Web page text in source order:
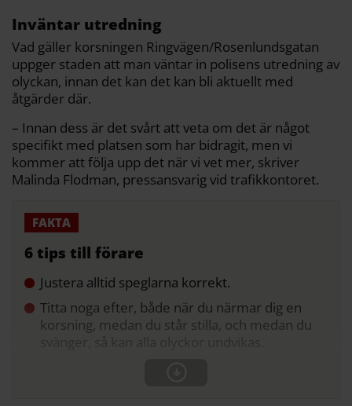
Inväntar utredning
Vad gäller korsningen Ringvägen/Rosenlundsgatan
uppger staden att man väntar in polisens utredning av
olyckan, innan det kan det kan bli aktuellt med
åtgärder där.
– Innan dess är det svårt att veta om det är något
specifikt med platsen som har bidragit, men vi
kommer att följa upp det när vi vet mer, skriver
Malinda Flodman, pressansvarig vid trafikkontoret.
6 tips till förare
Justera alltid speglarna korrekt.
Titta noga efter, både när du närmar dig en
korsning, medan du står stilla, och medan du